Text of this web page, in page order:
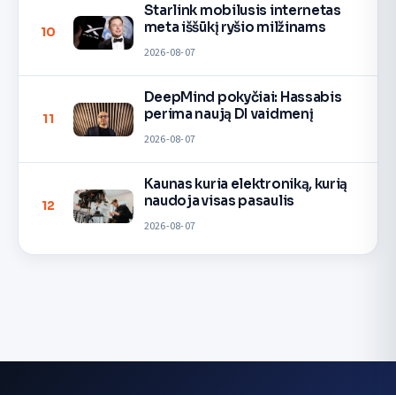
10
Starlink mobilusis internetas
meta iššūkį ryšio milžinams
2026-08-07
11
DeepMind pokyčiai: Hassabis
perima naują DI vaidmenį
2026-08-07
12
Kaunas kuria elektroniką, kurią
naudoja visas pasaulis
2026-08-07